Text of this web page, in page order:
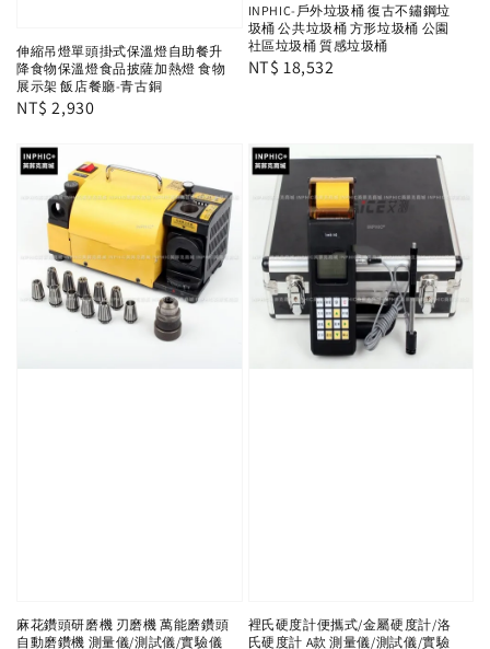
伸縮吊燈單頭掛式保溫燈自助餐升
降食物保溫燈食品披薩加熱燈 食物
展示架 飯店餐廳-青古銅
Regular
NT$ 2,930
INPHIC-戶外垃圾桶 復古不鏽鋼垃
圾桶 公共垃圾桶 方形垃圾桶 公園
社區垃圾桶 質感垃圾桶
Regular
NT$ 18,532
麻花鑽頭研磨機 刃磨機 萬能磨鑽頭
自動磨鑽機 測量儀/測試儀/實驗儀
裡氏硬度計便攜式/金屬硬度計/洛
氏硬度計 A款 測量儀/測試儀/實驗